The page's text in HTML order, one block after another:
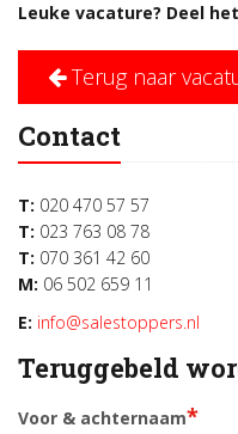
Leuke vacature? Deel
Terug naar
Contact
T: 020 470 57 57
T: 023 763 08 78
T: 070 361 42 60
M: 06 502 659 11
E: info@salestoppers.nl
Teruggebeld
Voor & achternaam*